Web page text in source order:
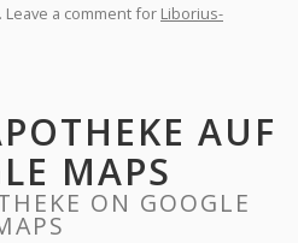
Leave a comment for Liborius-
AUF
MAPS
ON GOOGLE